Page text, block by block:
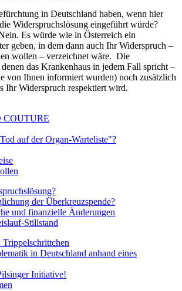
in Deutschland haben, wenn hier
Widerspruchslösung eingeführt würde?
Es würde wie in Österreich ein
geben, in dem dann auch Ihr Widerspruch –
wollen – verzeichnet wäre. Die
das Krankenhaus in jedem Fall spricht –
von Ihnen informiert wurden) noch zusätzlich
Ihr Widerspruch respektiert wird.
COUTURE
auf der Organ-Warteliste"?
der Überkreuzspende?
und finanzielle Änderungen
Stillstand
in Deutschland anhand eines
Initiative!